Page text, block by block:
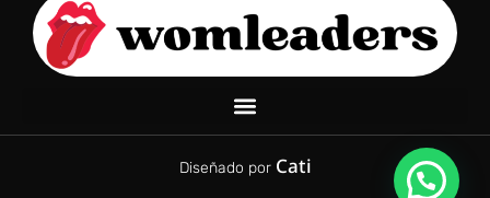
Diseñado por Cati